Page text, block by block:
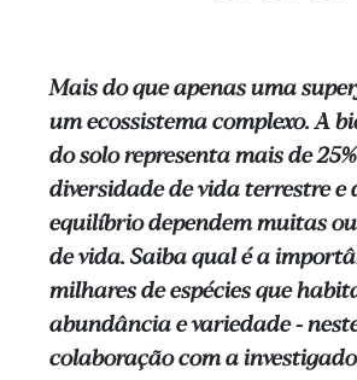
Mais do que apenas uma
um ecossistema complexo. A
do solo representa mais de
diversidade de vida terrestre e
equilíbrio dependem muitas
de vida. Saiba qual é a
milhares de espécies que
abundância e variedade -
colaboração com a